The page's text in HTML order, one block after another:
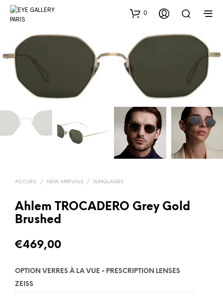
0
ACCUEIL / NEW ARRIVALS / SUNGLASSES
Ahlem TROCADERO Grey Gold
Brushed
€469,00
OPTION VERRES À LA VUE - PRESCRIPTION LENSES
ZEISS